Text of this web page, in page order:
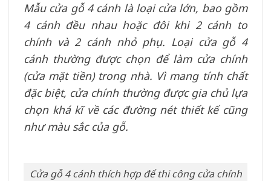
Mẫu cửa gỗ 4 cánh là loại cửa lớn, bao gồm
4 cánh đều nhau hoặc đôi khi 2 cánh to
chính và 2 cánh nhỏ phụ. Loại cửa gỗ 4
cánh thường được chọn để làm cửa chính
(cửa mặt tiền) trong nhà. Vì mang tính chất
đặc biệt, cửa chính thường được gia chủ lựa
chọn khá kĩ về các đường nét thiết kế cũng
như màu sắc của gỗ.
Cửa gỗ 4 cánh thích hợp để thi công cửa chính